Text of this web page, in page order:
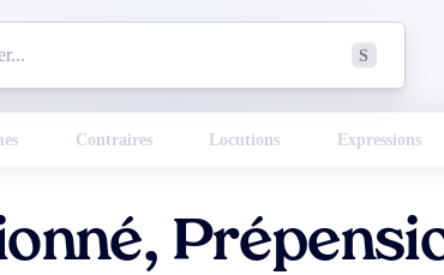
S
Contraires Locutions Expressions